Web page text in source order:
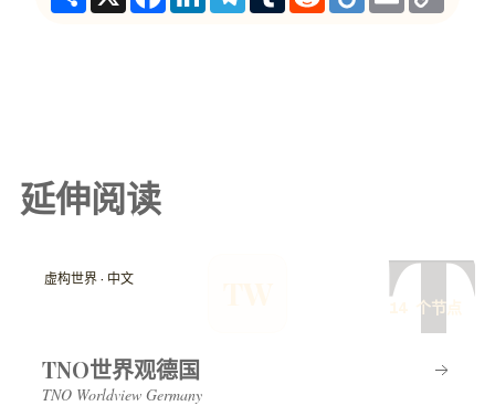
延伸阅读
T
虚构世界 · 中文
14 个节点
TNO世界观德国
TNO Worldview Germany